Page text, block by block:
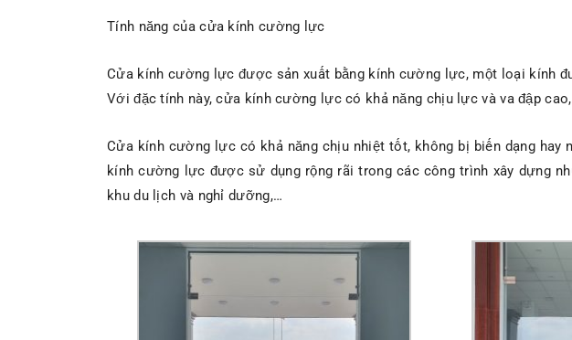
Tính năng của cửa kính cường lực
Cửa kính cường lực được sản xuất bằng kính cường lực, một loại kính
Với đặc tính này, cửa kính cường lực có khả năng chịu lực và va đập
Cửa kính cường lực có khả năng chịu nhiệt tốt, không bị biến dạng
kính cường lực được sử dụng rộng rãi trong các công trình xây dựng
khu du lịch và nghỉ dưỡng,…